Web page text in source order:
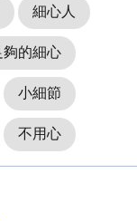
細心人
夠的細心
小細節
不用心